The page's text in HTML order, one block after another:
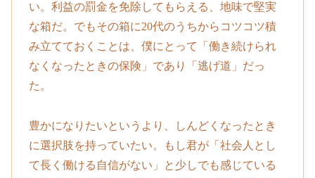
い。利益の罰金を免除してもらえる、地味で堅実
な箱だ。でもその箱に20代のうちからコツコツ積
み立てておくことは、僕にとって「働き続けられ
なくなったときの保険」であり「逃げ道」だっ
た。
豊かになりたいというより、しんどくなったとき
に選択肢を持っていたい。もし君が「社会人とし
て長く働ける自信がない」と少しでも感じている